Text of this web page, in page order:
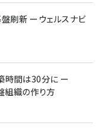
刷新 ーウェルスナビ
時間は30分に ー
組織の作り方